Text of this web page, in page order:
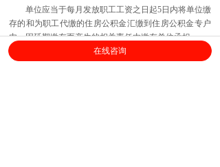
单位应当于每月发放职工工资之日起5日内将单位缴
存的和为职工代缴的住房公积金汇缴到住房公积金专户
内。因延期缴存而产生的相关责任由缴存单位承担。
在线咨询